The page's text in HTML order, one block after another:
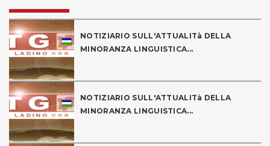
NOTIZIARIO SULL'ATTUALITà DELLA
MINORANZA LINGUISTICA...
NOTIZIARIO SULL'ATTUALITà DELLA
MINORANZA LINGUISTICA...